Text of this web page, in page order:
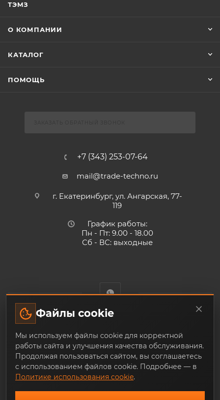
ТЭМЗ
О КОМПАНИИ
КАТАЛОГ
ПОМОЩЬ
+7 (343) 253-07-64
mail@trade-techno.ru
г. Екатеринбург, ул. Ангарская, 77-
119
График работы:
Пн - Пт: 9.00 - 18.00
Сб - ВС: выходные
инструмента с доставкой по Екатеринбургу и по всей
России, из наличия и под заказ
Файлы cookie
Мы используем файлы cookie для корректной
работы сайта и улучшения качества обслуживания.
Продолжая пользоваться сайтом, вы соглашаетесь
с использованием файлов cookie. Подробнее — в
Политике использования cookie.